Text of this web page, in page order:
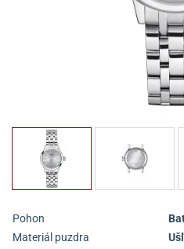
Pohon
Materiál puzdra